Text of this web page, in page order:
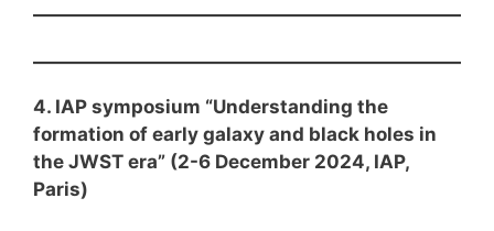
4. IAP symposium “Understanding the
formation of early galaxy and black holes in
the JWST era” (2-6 December 2024, IAP,
Paris)